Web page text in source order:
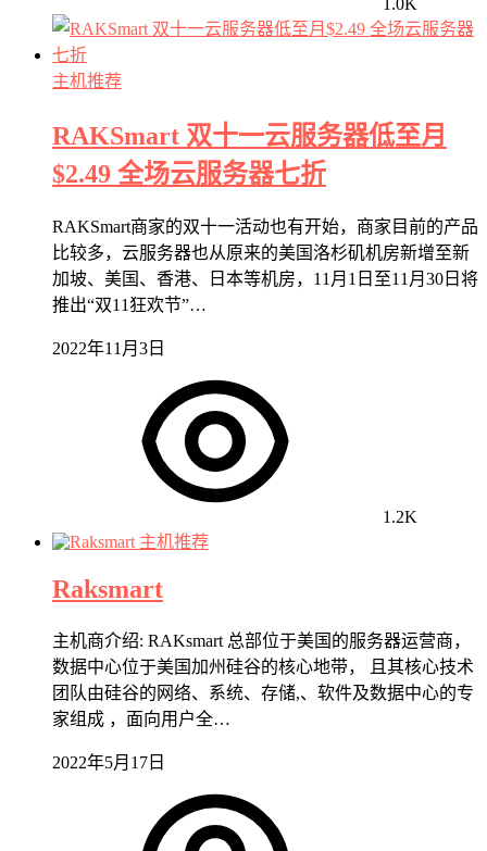
1.0K
主机推荐
RAKSmart 双十一云服务器低至月
$2.49 全场云服务器七折
RAKSmart商家的双十一活动也有开始，商家目前的产品
比较多，云服务器也从原来的美国洛杉矶机房新增至新
加坡、美国、香港、日本等机房，11月1日至11月30日将
推出“双11狂欢节”…
2022年11月3日
1.2K
主机推荐
Raksmart
主机商介绍: RAKsmart 总部位于美国的服务器运营商，
数据中心位于美国加州硅谷的核心地带， 且其核心技术
团队由硅谷的网络、系统、存储,、软件及数据中心的专
家组成 ，面向用户全…
2022年5月17日